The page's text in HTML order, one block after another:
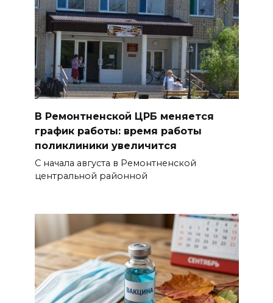
В Ремонтненской ЦРБ меняется
график работы: время работы
поликлиники увеличится
С начала августа в Ремонтненской
центральной районной